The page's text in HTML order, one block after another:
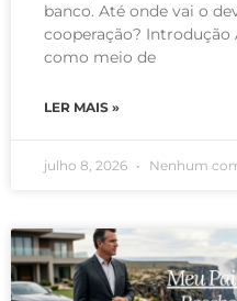
banco. Até onde vai o
cooperação? Introdução
como meio de
LER MAIS »
julho 8, 2026 Nenhum